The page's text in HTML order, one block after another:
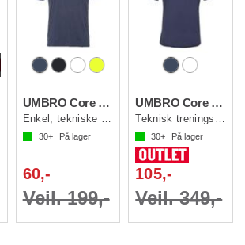
UMBRO Core Poly Tee jr
Enkel, tekniske polyestertrøye
30+ På lager
60,-
Veil. 199,-
UMBRO Core Training Tee j
Teknisk treningstrøye til junior
30+ På lager
105,-
Veil. 349,-